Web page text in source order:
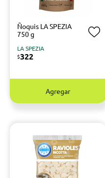
Ñoquis LA SPEZIA
750 g
LA SPEZIA
$322
Agregar